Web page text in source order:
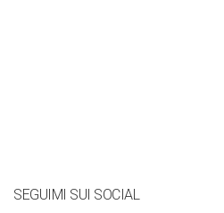
SEGUIMI SUI SOCIAL